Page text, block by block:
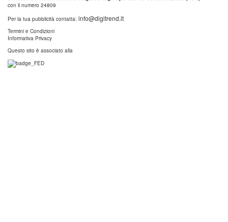
con il numero 24809
Per la tua pubblicità contatta: info@digitrend.it
Termini e Condizioni
Informativa Privacy
Questo sito è associato alla